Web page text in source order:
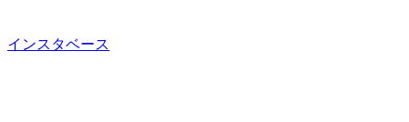
インスタベース